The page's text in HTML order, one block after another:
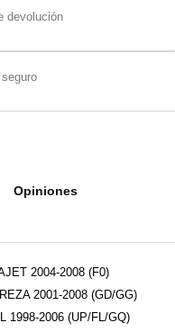
devolución
Opiniones
2004-2008 (F0)
2001-2008 (GD/GG)
1998-2006 (UP/FL/GQ)